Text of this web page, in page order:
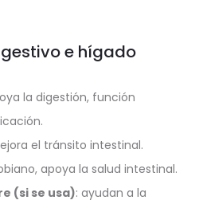
e hígado
la digestión, función
el tránsito intestinal.
apoya la salud intestinal.
(si se usa): ayudan a la